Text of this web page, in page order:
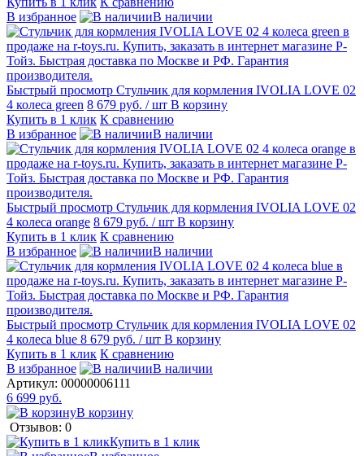
В избранное
В наличии
Быстрый просмотр Стульчик для кормления IVOLIA LOVE 02
4 колеса green 8 679 руб. / шт В корзину
Купить в 1 клик К сравнению
В избранное
В наличии
Быстрый просмотр Стульчик для кормления IVOLIA LOVE 02
4 колеса orange 8 679 руб. / шт В корзину
Купить в 1 клик К сравнению
В избранное
В наличии
Быстрый просмотр Стульчик для кормления IVOLIA LOVE 02
4 колеса blue 8 679 руб. / шт В корзину
Купить в 1 клик К сравнению
В избранное
В наличии
Артикул: 00000006111
6 699 руб.
В корзину
Отзывов: 0
Купить в 1 клик